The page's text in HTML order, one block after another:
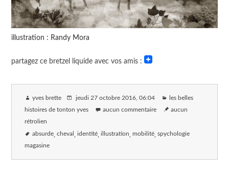
illustration : Randy Mora
partagez ce bretzel liquide avec vos amis :
yves brette jeudi 27 octobre 2016 , 06:04 les belles
histoires de tonton yves aucun commentaire aucun
rétrolien
absurde cheval identité illustration mobilité spychologie
magasine